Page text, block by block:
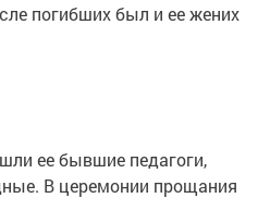
погибших был и ее жених
ее бывшие педагоги,
В церемонии прощания